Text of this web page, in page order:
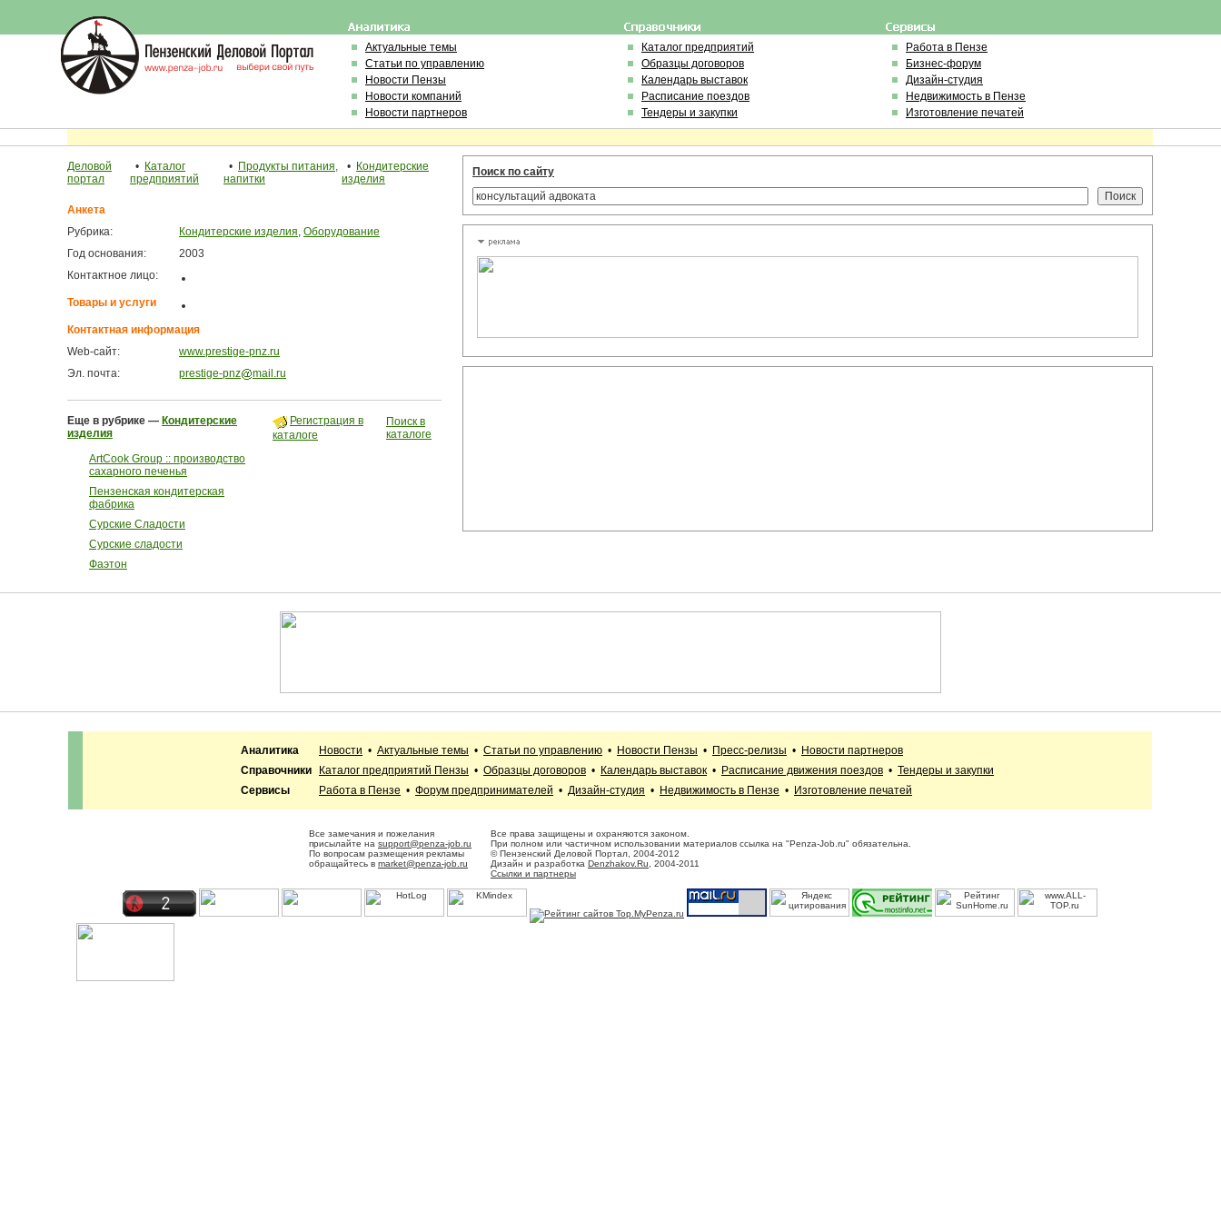
Актуальные темы
Статьи по управлению
Новости Пензы
Новости компаний
Новости партнеров
Каталог предприятий
Образцы договоров
Календарь выставок
Расписание поездов
Тендеры и закупки
Работа в Пензе
Бизнес-форум
Дизайн-студия
Недвижимость в Пензе
Изготовление печатей
Деловой
портал
• Каталог
предприятий
• Продукты питания,
напитки
• Кондитерские
изделия
Анкета
Рубрика:
Кондитерские изделия, Оборудование
Год основания:
2003
Контактное лицо:
Товары и услуги
Контактная информация
Web-сайт:
www.prestige-pnz.ru
Эл. почта:
prestige-pnz mail.ru
Еще в рубрике — Кондитерские
изделия
ArtCook Group :: производство
сахарного печенья
Пензенская кондитерская
фабрика
Сурские Сладости
Сурские сладости
Фаэтон
Регистрация в
каталоге
Поиск в
каталоге
Поиск по сайту
Аналитика Новости • Актуальные темы • Статьи по управлению • Новости Пензы • Пресс-релизы • Новости партнеров
Справочники
Каталог предприятий Пензы • Образцы договоров • Календарь выставок • Расписание движения поездов • Тендеры и закупки
Сервисы
Работа в Пензе • Форум предпринимателей • Дизайн-студия • Недвижимость в Пензе • Изготовление печатей
Все замечания и пожелания
присылайте на support@penza-job.ru
По вопросам размещения рекламы
обращайтесь в market@penza-job.ru
Все права защищены и охраняются законом.
При полном или частичном использовании материалов ссылка на "Penza-Job.ru" обязательна.
© Пензенский Деловой Портал, 2004-2012
Дизайн и разработка Denzhakov.Ru , 2004-2011
Ссылки и партнеры